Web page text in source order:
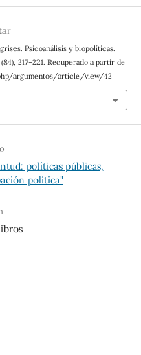
Psicoanálisis y biopolíticas.
217–221. Recuperado a partir de
argumentos/article/view/42
políticas públicas,
política"